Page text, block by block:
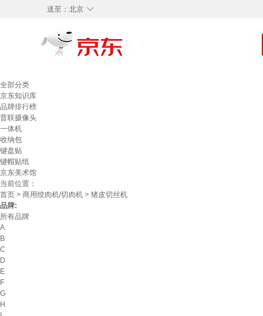
◇
送至： 北京
全部分类
京东知识库
品牌排行榜
普联摄像头
一体机
收纳包
键盘贴
键帽贴纸
京东美术馆
当前位置：
首页 > 商用绞肉机/切肉机 > 猪皮切丝机
品牌:
所有品牌
A
B
C
D
E
F
G
H